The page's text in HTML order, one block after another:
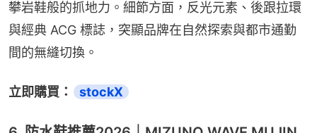
攀岩鞋般的抓地力。細節方面，反光元素、後跟拉環
與經典 ACG 標誌，突顯品牌在自然探索與都市通勤
間的無縫切換。
立即購買： stockX